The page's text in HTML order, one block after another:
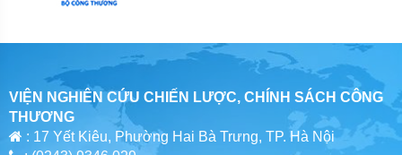
VIỆN NGHIÊN CỨU CHIẾN LƯỢC, CHÍNH SÁCH CÔNG
THƯƠNG
: 17 Yết Kiêu, Phường Hai Bà Trưng, TP. Hà Nội